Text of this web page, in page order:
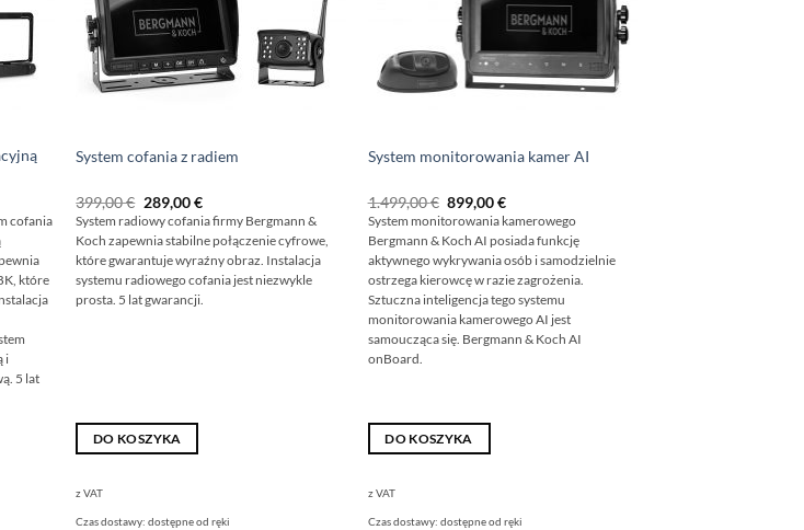
cofania
które
i
5 lat
System cofania z radiem
399,00€ Pierwotna
cena
wynosiła:
399,00
€
289,00€Obecna
cena
wynosi:
289,00
€.
System radiowy cofania firmy Bergmann &
Koch zapewnia stabilne połączenie cyfrowe,
które gwarantuje wyraźny obraz. Instalacja
systemu radiowego cofania jest niezwykle
prosta. 5 lat gwarancji.
DO KOSZYKA
z VAT
Czas dostawy:dostępne od ręki
System monitorowania kamer AI
1.499,00€ Pierwotna
cena
wynosiła:
1
499,00
€
899,00€Obecna
cena
wynosi:
899,00
€.
System monitorowania kamerowego
Bergmann & Koch AI posiada funkcję
aktywnego wykrywania osób i samodzielnie
ostrzega kierowcę w razie zagrożenia.
Sztuczna inteligencja tego systemu
monitorowania kamerowego AI jest
samoucząca się. Bergmann & Koch AI
onBoard.
DO KOSZYKA
z VAT
Czas dostawy: dostępne od ręki